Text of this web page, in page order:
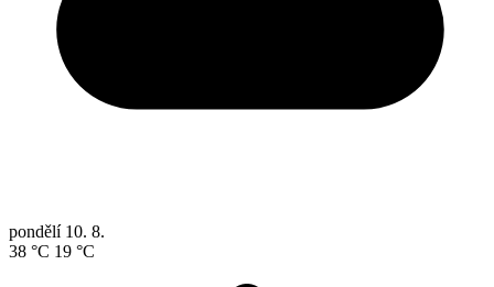
pondělí 10. 8.
38 °C 19 °C